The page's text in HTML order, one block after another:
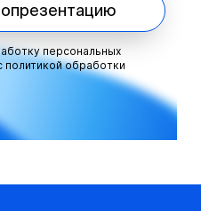
персональных
политикой обработки